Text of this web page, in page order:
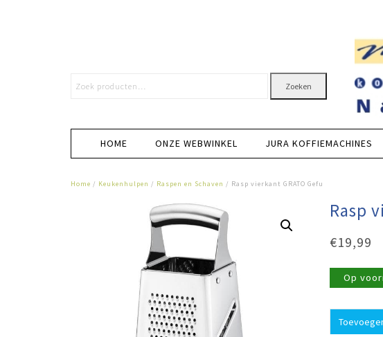
Zoeken
HOME ONZE WEBWINKEL JURA KOFFIEMACHINES
Home / Keukenhulpen / Raspen en Schaven / Rasp vierkant GRATO Gefu
Rasp
€19,99
Op
vierkant